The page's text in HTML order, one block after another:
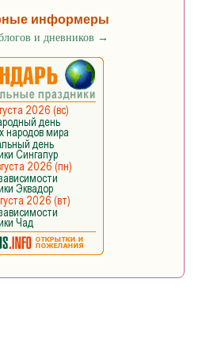
информеры
и дневников →